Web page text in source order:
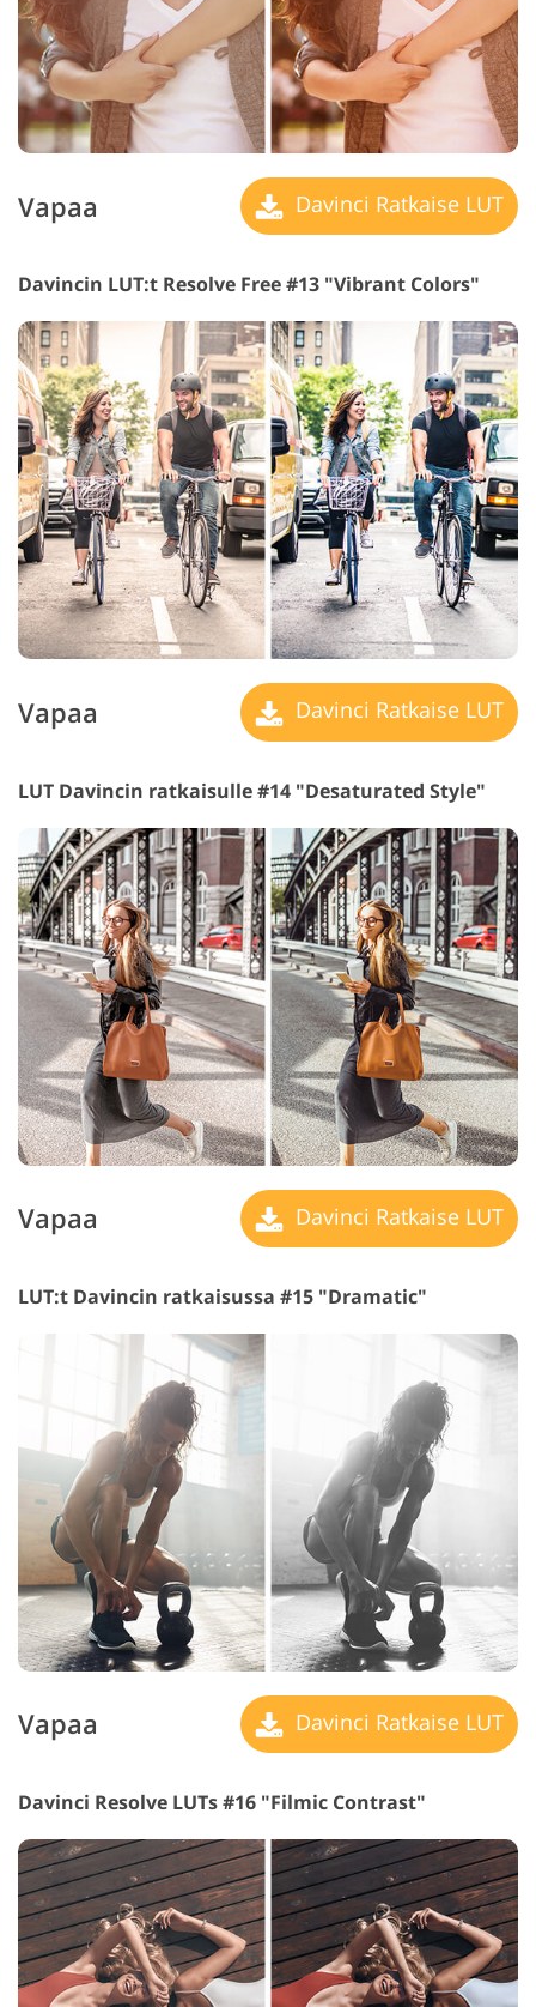
Vapaa Davinci Ratkaise LUT
Davincin LUT:t Resolve Free #13 "Vibrant Colors"
Vapaa Davinci Ratkaise LUT
LUT Davincin ratkaisulle #14 "Desaturated Style"
Vapaa Davinci Ratkaise LUT
LUT:t Davincin ratkaisussa #15 "Dramatic"
Vapaa Davinci Ratkaise LUT
Davinci Resolve LUTs #16 "Filmic Contrast"